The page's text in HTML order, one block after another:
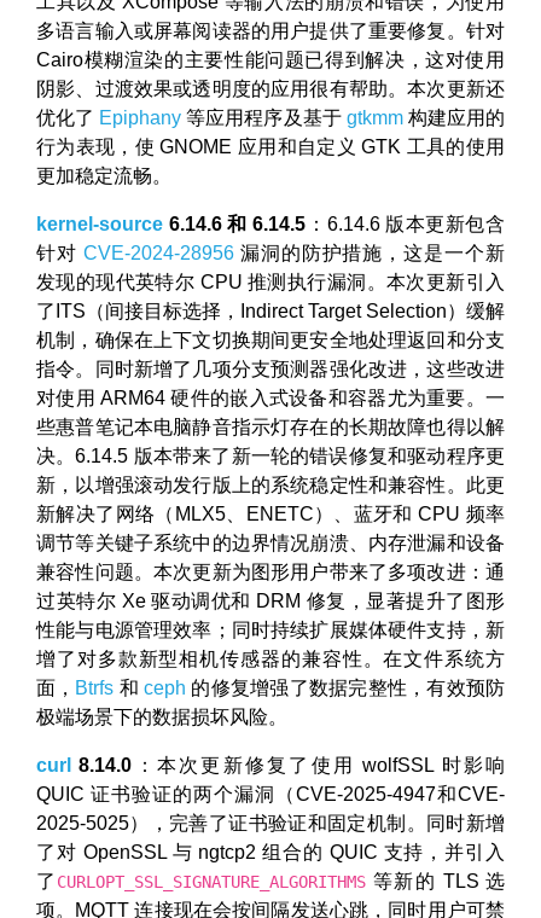
多语言输入或屏幕阅读器的用户提供了重要修复。针对
Cairo模糊渲染的主要性能问题已得到解决，这对使用
阴影、过渡效果或透明度的应用很有帮助。本次更新还
优化了 Epiphany 等应用程序及基于 gtkmm构建应用的
行为表现，使 GNOME 应用和自定义 GTK 工具的使用
更加稳定流畅。
kernel-source 6.14.6 和 6.14.5 ：6.14.6 版本更新包含
针对 CVE-2024-28956漏洞的防护措施，这是一个新
发现的现代英特尔 CPU 推测执行漏洞。本次更新引入
了ITS（间接目标选择，Indirect Target Selection）缓解
机制，确保在上下文切换期间更安全地处理返回和分支
指令。同时新增了几项分支预测器强化改进，这些改进
对使用 ARM64 硬件的嵌入式设备和容器尤为重要。一
些惠普笔记本电脑静音指示灯存在的长期故障也得以解
决。6.14.5 版本带来了新一轮的错误修复和驱动程序更
新，以增强滚动发行版上的系统稳定性和兼容性。此更
新解决了网络（MLX5、ENETC）、蓝牙和 CPU 频率
调节等关键子系统中的边界情况崩溃、内存泄漏和设备
兼容性问题。本次更新为图形用户带来了多项改进：通
过英特尔 Xe 驱动调优和 DRM 修复，显著提升了图形
性能与电源管理效率；同时持续扩展媒体硬件支持，新
增了对多款新型相机传感器的兼容性。在文件系统方
面， Btrfs 和ceph 的修复增强了数据完整性，有效预防
极端场景下的数据损坏风险。
curl 8.14.0 ：本次更新修复了使用 wolfSSL 时影响
QUIC 证书验证的两个漏洞（CVE-2025-4947和CVE-
2025-5025），完善了证书验证和固定机制。同时新增
了对 OpenSSL 与 ngtcp2 组合的 QUIC 支持，并引入
了 CURLOPT_SSL_SIGNATURE_ALGORITHMS 等新的 TLS 选
项。MQTT 连接现在会按间隔发送心跳，同时用户可禁